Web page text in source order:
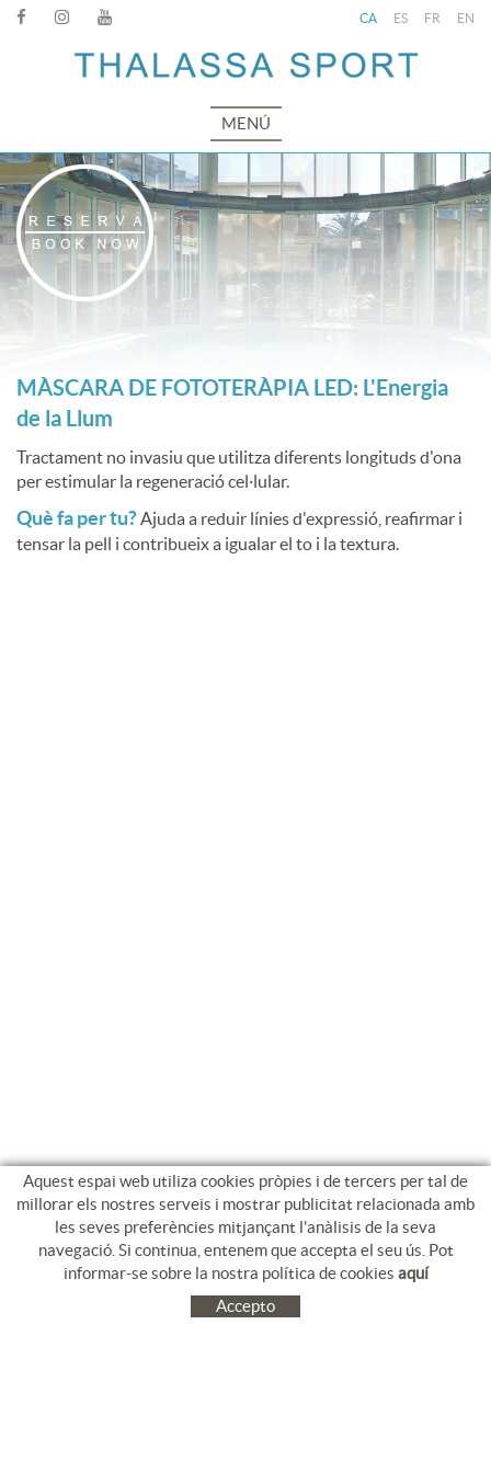
CA ES FR EN
MENÚ
MÀSCARA DE FOTOTERÀPIA LED: L'Energia
de la Llum
Tractament no invasiu que utilitza diferents longituds d'ona
per estimular la regeneració cel·lular.
Què fa per tu?Ajuda a reduir línies d'expressió, reafirmar i
tensar la pell i contribueix a igualar el to i la textura.
Aquest espai web utiliza cookies pròpies i de tercers per tal de
millorar els nostres serveis i mostrar publicitat relacionada amb
les seves preferències mitjançant l'anàlisis de la seva
navegació. Si continua, entenem que accepta el seu ús. Pot
informar-se sobre la nostra política de cookies aquí
Accepto